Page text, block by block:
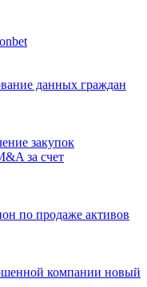
данных граждан
закупок
за счет
по продаже активов
компании новый